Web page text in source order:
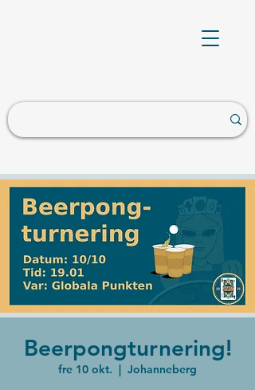
Beerpongturnering!
fre 10 okt.
  |
Johanneberg